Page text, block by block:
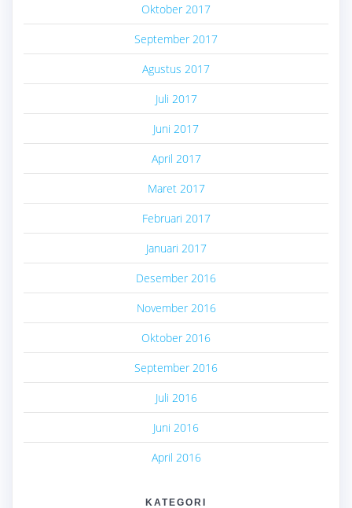
Oktober 2017
September 2017
Agustus 2017
Juli 2017
Juni 2017
April 2017
Maret 2017
Februari 2017
Januari 2017
Desember 2016
November 2016
Oktober 2016
September 2016
Juli 2016
Juni 2016
April 2016
KATEGORI